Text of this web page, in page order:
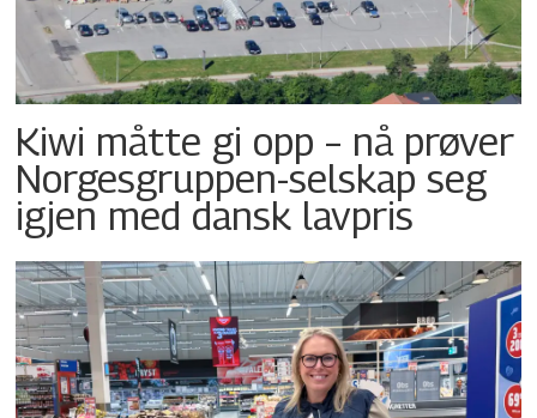
Kiwi måtte gi opp – nå prøver
Norgesgruppen-selskap seg
igjen med dansk lavpris